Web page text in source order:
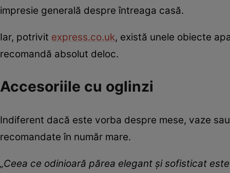
impresie generală despre întreaga casă.
Iar, potrivit express.co.uk, există unele obiecte
recomandă absolut deloc.
Accesoriile cu oglinzi
Indiferent dacă este vorba despre mese, vaze
recomandate în număr mare.
„Ceea ce odinioară părea elegant și sofisticat